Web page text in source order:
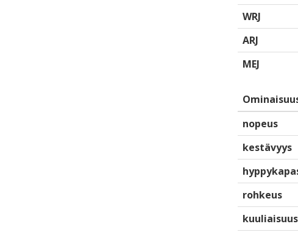
WRJ
ARJ
MEJ
nopeus
kestävyys
rohkeus